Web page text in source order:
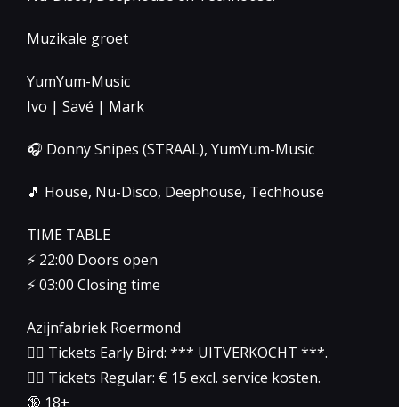
Muzikale groet
YumYum-Music
Ivo | Savé | Mark
🎧 Donny Snipes (STRAAL), YumYum-Music
🎵 House, Nu-Disco, Deephouse, Techhouse
TIME TABLE
⚡️ 22:00 Doors open
⚡️ 03:00 Closing time
Azijnfabriek Roermond
👉🏻 Tickets Early Bird: *** UITVERKOCHT ***.
👉🏻 Tickets Regular: € 15 excl. service kosten.
🔞 18+